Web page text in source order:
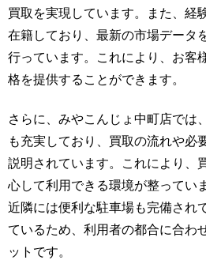
買取を実現しています。また、経
在籍しており、最新の市場データ
行っています。これにより、お客
格を提供することができます。
さらに、みやこんじょ中町店では
も充実しており、買取の流れや必
説明されています。これにより、
心して利用できる環境が整ってい
近隣には便利な駐車場も完備され
ているため、利用者の都合に合わ
ットです。